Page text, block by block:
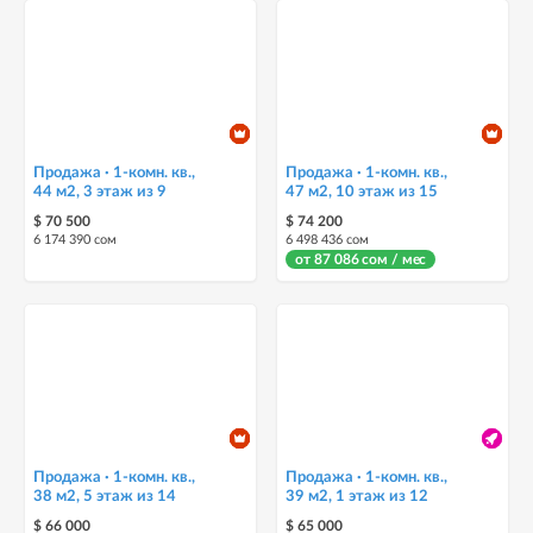
Продажа · 1-комн. кв.,
44 м2, 3 этаж из 9
$ 70 500
6 174 390 сом
Продажа · 1-комн. кв.,
47 м2, 10 этаж из 15
$ 74 200
6 498 436 сом
от 87 086 сом / мес
Продажа · 1-комн. кв.,
38 м2, 5 этаж из 14
$ 66 000
Продажа · 1-комн. кв.,
39 м2, 1 этаж из 12
$ 65 000